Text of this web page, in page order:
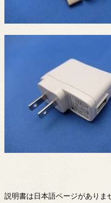
説明書は日本語ページがありま